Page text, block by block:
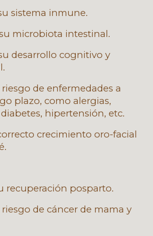
sistema inmune.
microbiota intestinal.
desarrollo cognitivo y
de enfermedades a
plazo, como alergias,
hipertensión, etc.
crecimiento oro-facial
recuperación posparto.
riesgo de cáncer de mama y